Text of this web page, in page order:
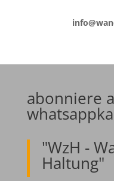
abonniere
"WzH -
Haltung"